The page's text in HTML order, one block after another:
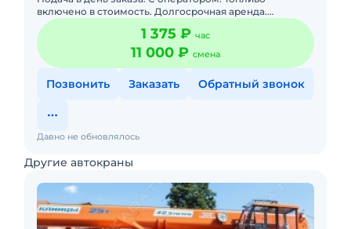
включено в стоимость. Долгосрочная аренда.
Краткосрочная аренда. Бесплатная доставка на место.
Сейчас свободна.
1 375 ₽ час
11 000 ₽ смена
Позвонить Заказать Обратный звонок
Давно не обновлялось
Другие автокраны